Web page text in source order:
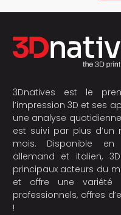
3Dnatives est le
l’impression 3D et ses
une analyse
est suivi par plus d’un
mois. Disponible en
allemand et italien,
principaux acteurs du
et offre une variété
professionnels, offres
!